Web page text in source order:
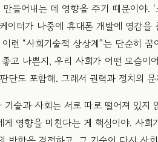
들어내는 데 영향을 주기 때문이야. ‘
이터가 나중에 휴대폰 개발에 영감을
런 “사회기술적 상상계”는 단순히
고 나쁜지, 우리 사회가 어떤 모습이
단도 포함해. 그래서 권력과 정치의
기술과 사회는 서로 따로 떨어져 있지
게 영향을 미친다는 게 핵심이야. 사회